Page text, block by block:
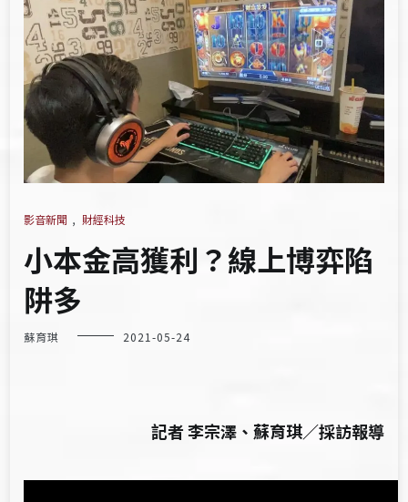
影音新聞 , 財經科技
小本金高獲利？線上博弈陷
阱多
蘇育琪 2021-05-24
記者 李宗澤、蘇育琪／採訪報導